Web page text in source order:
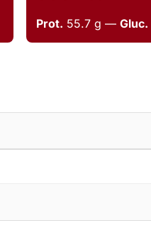
Prot. 55.7 g —Gluc.